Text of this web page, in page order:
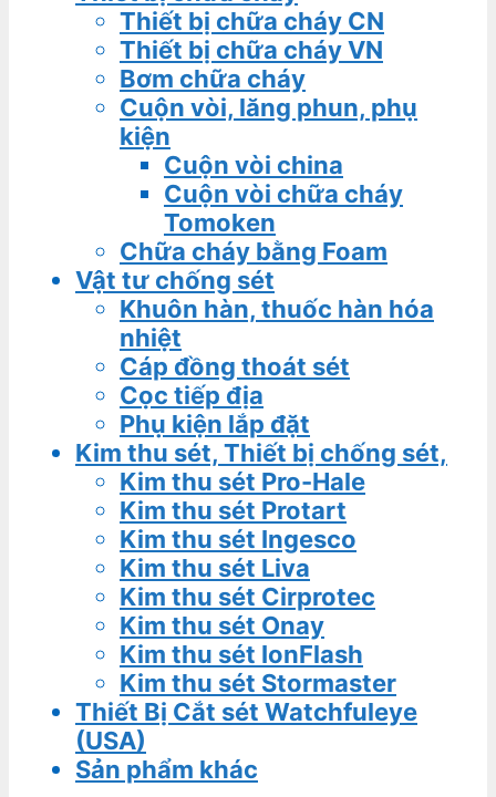
Thiết bị chữa cháy CN
Thiết bị chữa cháy VN
Bơm chữa cháy
Cuộn vòi, lăng phun, phụ
kiện
Cuộn vòi china
Cuộn vòi chữa cháy
Tomoken
Chữa cháy bằng Foam
Vật tư chống sét
Khuôn hàn, thuốc hàn hóa
nhiệt
Cáp đồng thoát sét
Cọc tiếp địa
Phụ kiện lắp đặt
Kim thu sét, Thiết bị chống sét,
Kim thu sét Pro-Hale
Kim thu sét Protart
Kim thu sét Ingesco
Kim thu sét Liva
Kim thu sét Cirprotec
Kim thu sét Onay
Kim thu sét IonFlash
Kim thu sét Stormaster
Thiết Bị Cắt sét Watchfuleye
(USA)
Sản phẩm khác